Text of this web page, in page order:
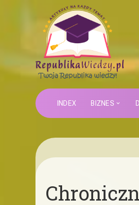
INDEX BIZNES